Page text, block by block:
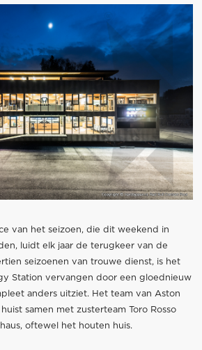
van het seizoen, die dit weekend in
luidt elk jaar de terugkeer van de
seizoenen van trouwe dienst, is het
Station vervangen door een gloednieuw
anders uitziet. Het team van Aston
samen met zusterteam Toro Rosso
oftewel het houten huis.